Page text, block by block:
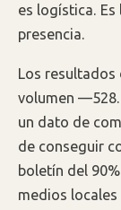
es logística.
presencia.
Los
volumen
un dato de
de conseguir
boletín del
medios